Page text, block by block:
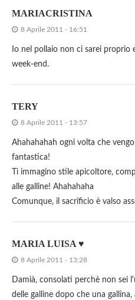
MARIACRISTINA
8 Aprile 2011 - 16:51
Io nel pollaio non ci sarei proprio
week-end.
TERY
8 Aprile 2011 - 13:57
Ahahahahah ogni volta che
fantastica!
Ti immagino stile apicoltore,
alle galline! Ahahahaha
Comunque, il sacrificio è valso
MARIA LUISA ♥
8 Aprile 2011 - 13:28
Damià, consolati perchè non sei
delle galline dopo che una